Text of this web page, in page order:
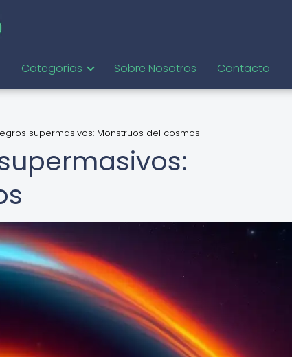
Categorías Sobre Nosotros Contacto
supermasivos: Monstruos del cosmos